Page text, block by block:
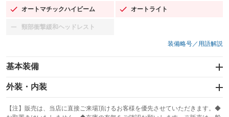
オートマチックハイビーム
：装備あり オートライト
：装備あり
頸部衝撃緩和ヘッドレスト
：装備なし
装備略号／用語解説
基本装備
エアバッグ：運転席/助手席/サイド
：装備あり
：装備あり
外装・内装
カーナビ：SDナビ
：装備あり
【注】販売は、当店に直接ご来場頂けるお客様を優先させていただきます。◆